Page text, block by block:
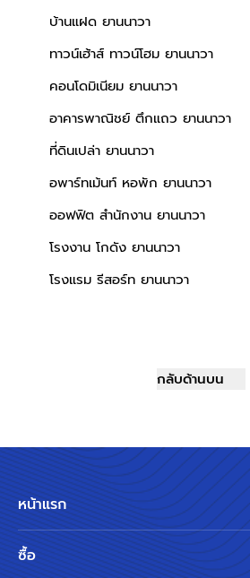
บ้านแฝด ยานนาวา
ทาวน์เฮ้าส์ ทาวน์โฮม ยานนาวา
คอนโดมิเนียม ยานนาวา
อาคารพาณิชย์ ตึกแถว ยานนาวา
ที่ดินเปล่า ยานนาวา
อพาร์ทเม้นท์ หอพัก ยานนาวา
ออฟฟิต สำนักงาน ยานนาวา
โรงงาน โกดัง ยานนาวา
โรงแรม รีสอร์ท ยานนาวา
กลับด้านบน
หน้าแรก
ซื้อ